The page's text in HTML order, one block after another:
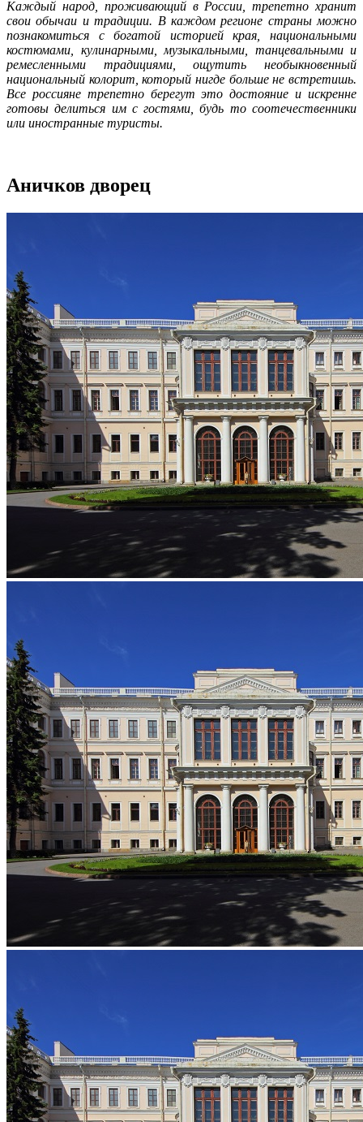
Каждый народ, проживающий в России, трепетно хранит
свои обычаи и традиции. В каждом регионе страны можно
познакомиться с богатой историей края, национальными
костюмами, кулинарными, музыкальными, танцевальными и
ремесленными традициями, ощутить необыкновенный
национальный колорит, который нигде больше не встретишь.
Все россияне трепетно берегут это достояние и искренне
готовы делиться им с гостями, будь то соотечественники
или иностранные туристы.
Аничков дворец